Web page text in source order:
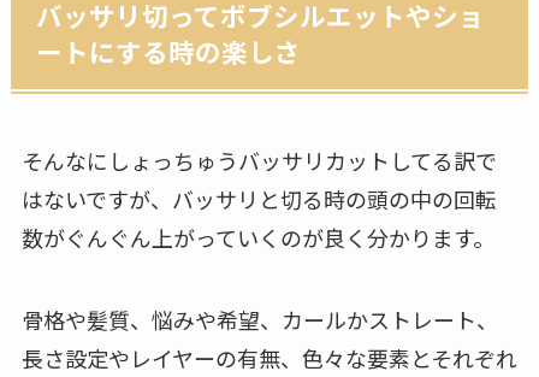
バッサリ切ってボブシルエットやショ
ートにする時の楽しさ
そんなにしょっちゅうバッサリカットしてる訳で
はないですが、バッサリと切る時の頭の中の回転
数がぐんぐん上がっていくのが良く分かります。
骨格や髪質、悩みや希望、カールかストレート、
長さ設定やレイヤーの有無、色々な要素とそれぞれ